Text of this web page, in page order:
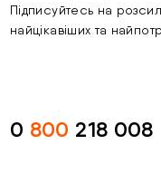
Підписуйтесь на
найцікавіших та
0 800 218 008